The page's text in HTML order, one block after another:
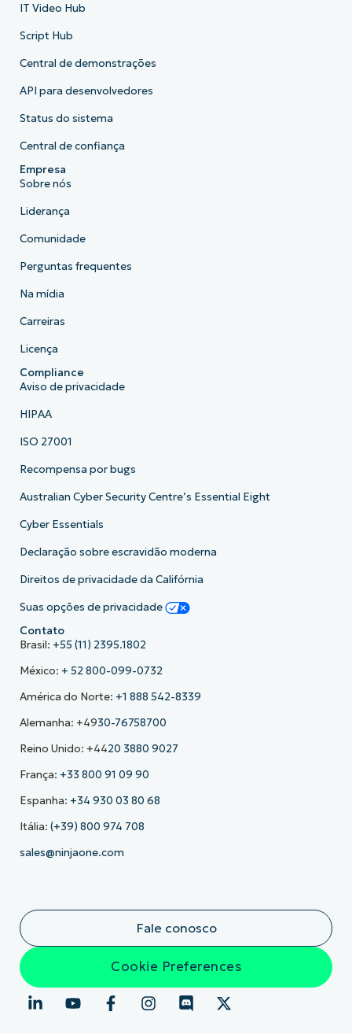
IT Video Hub
Script Hub
Central de demonstrações
API para desenvolvedores
Status do sistema
Central de confiança
Empresa
Sobre nós
Liderança
Comunidade
Perguntas frequentes
Na mídia
Carreiras
Licença
Compliance
Aviso de privacidade
HIPAA
ISO 27001
Recompensa por bugs
Australian Cyber Security Centre’s Essential Eight
Cyber Essentials
Declaração sobre escravidão moderna
Direitos de privacidade da Califórnia
Suas opções de privacidade
Contato
Brasil: +55 (11) 2395.1802
México: + 52 800-099-0732
América do Norte: +1 888 542-8339
Alemanha: +4930-76758700
Reino Unido: +4420 3880 9027
França: +33 800 91 09 90
Espanha: +34 930 03 80 68
Itália: (+39) 800 974 708
sales@ninjaone.com
Fale conosco
Cookie Preferences